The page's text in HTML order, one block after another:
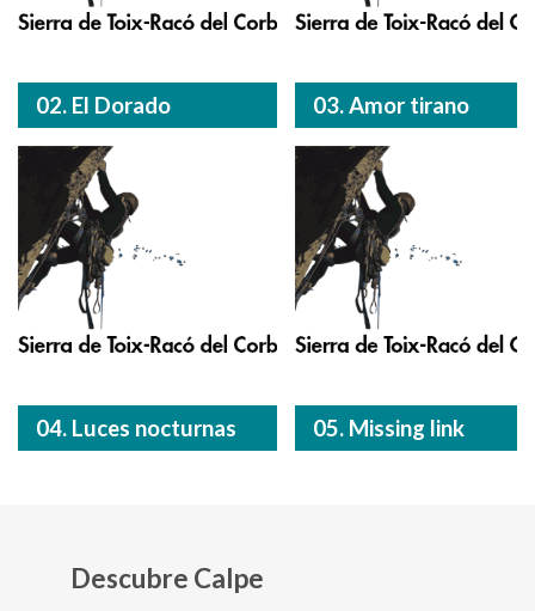
02. El Dorado 03. Amor tirano
04. Luces nocturnas 05. Missing link
Descubre Calpe